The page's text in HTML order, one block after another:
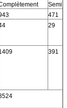
Semi
471
29
391